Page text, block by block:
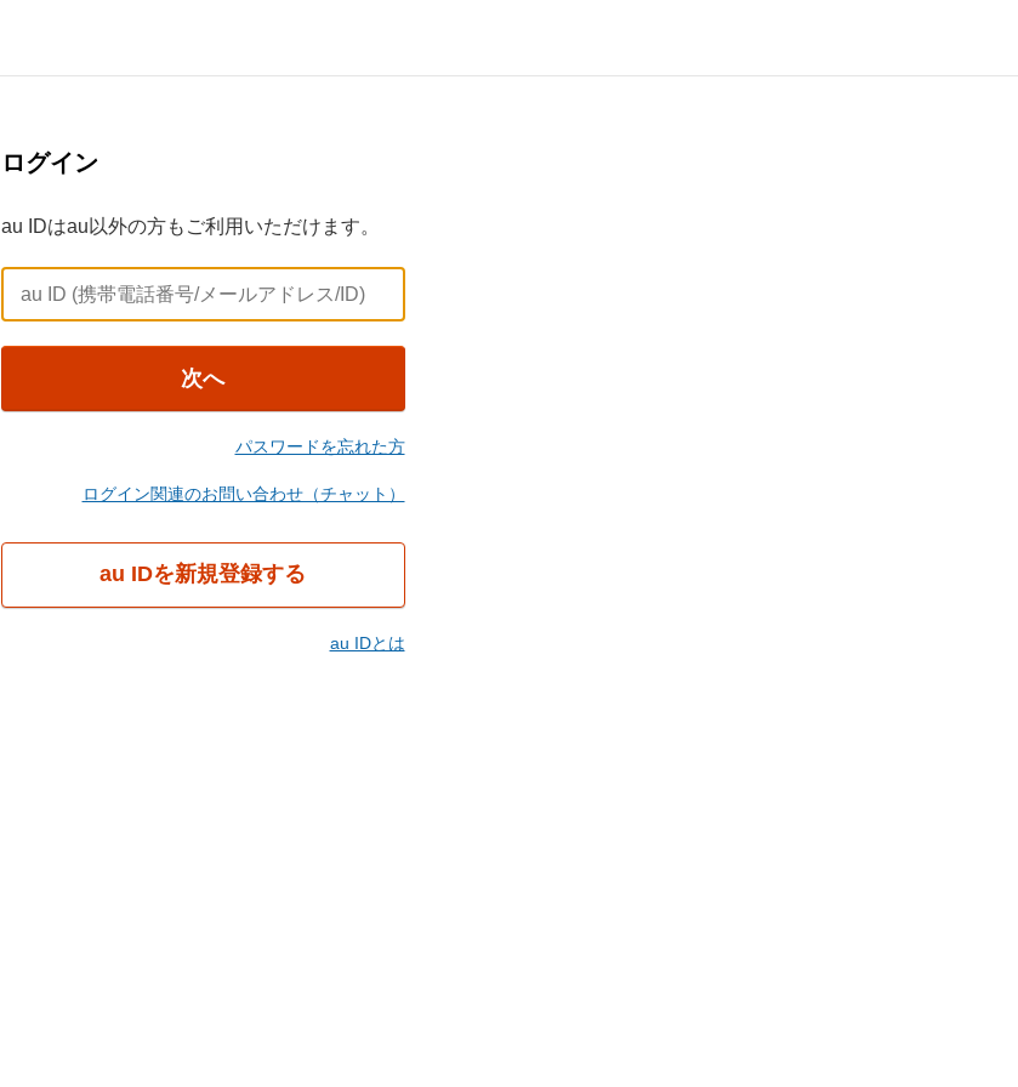
ログイン
au IDはau以外の方もご利用いただけます。
次へ
パスワードを忘れた方
ログイン関連のお問い合わせ（チャット）
au IDを新規登録する
au IDとは